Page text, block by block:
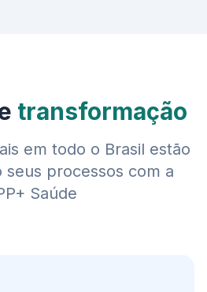
transformação
em todo o Brasil estão
seus processos com a
Saúde